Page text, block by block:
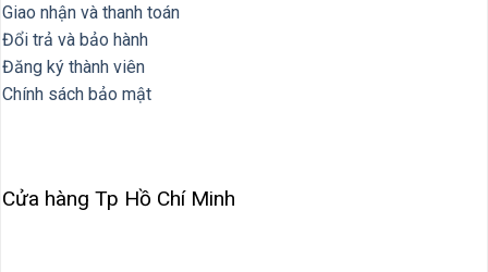
Giao nhận và thanh toán
Đổi trả và bảo hành
Đăng ký thành viên
Chính sách bảo mật
Cửa hàng Tp Hồ Chí Minh